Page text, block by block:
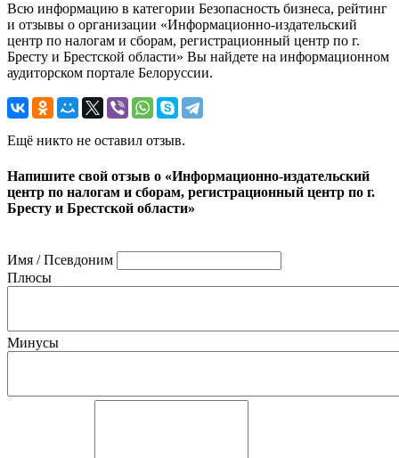
Всю информацию в категории Безопасность бизнеса, рейтинг
и отзывы о организации «Информационно-издательский
центр по налогам и сборам, регистрационный центр по г.
Бресту и Брестской области» Вы найдете на информационном
аудиторском портале Белоруссии.
Ещё никто не оставил отзыв.
Напишите свой отзыв о «Информационно-издательский
центр по налогам и сборам, регистрационный центр по г.
Бресту и Брестской области»
Имя / Псевдоним
Плюсы
Минусы